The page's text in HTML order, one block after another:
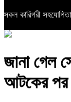
সকল কারিগরী
জানা গেল
আটকের পর